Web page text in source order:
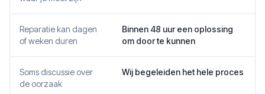
Reparatie kan dagen
of weken duren
Binnen 48 uur een oplossing
om door te kunnen
Soms discussie over
de oorzaak
Wij begeleiden het hele proces